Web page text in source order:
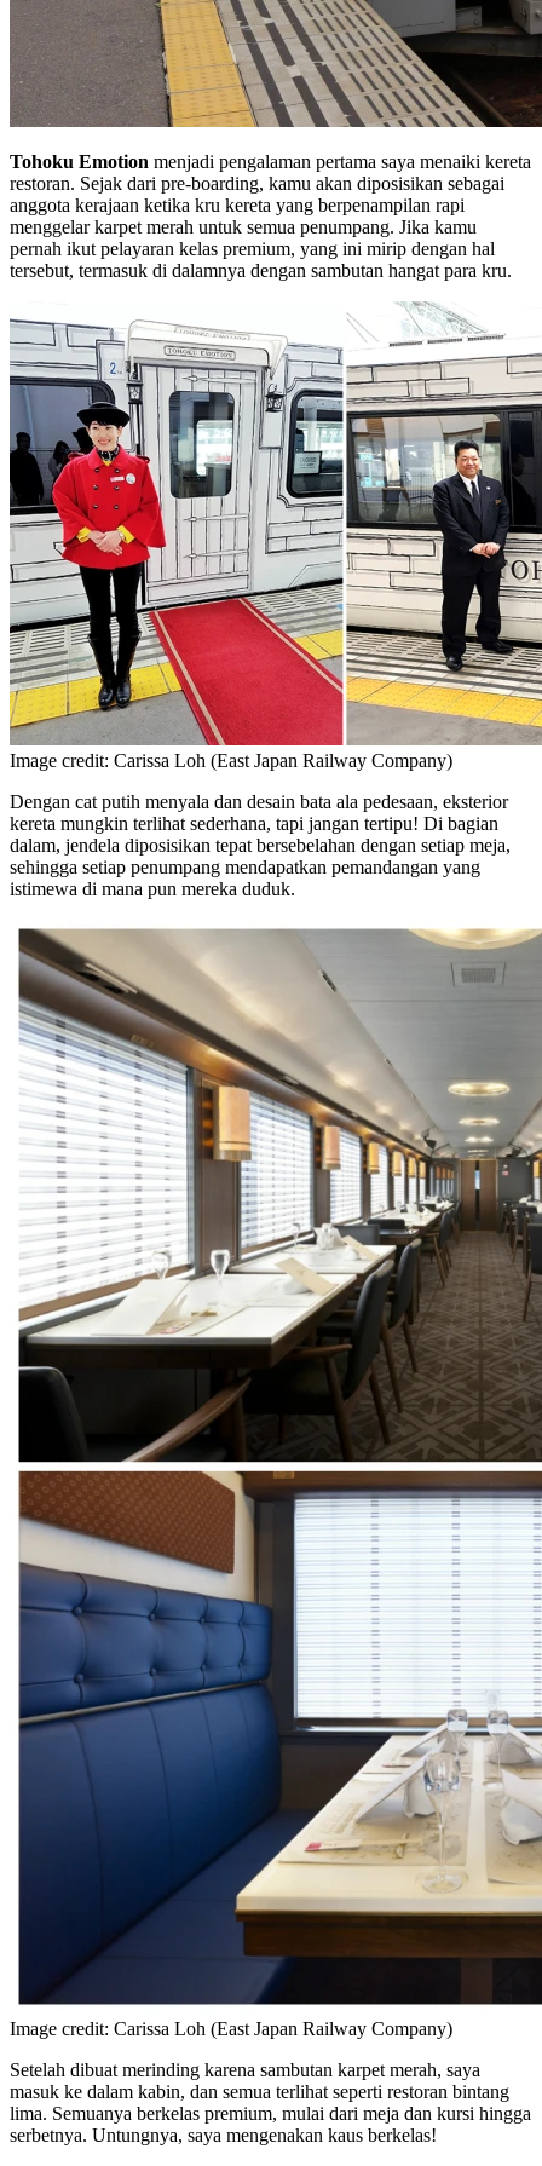
Tohoku Emotion menjadi pengalaman pertama saya menaiki kereta
restoran. Sejak dari pre-boarding, kamu akan diposisikan sebagai
anggota kerajaan ketika kru kereta yang berpenampilan rapi
menggelar karpet merah untuk semua penumpang. Jika kamu
pernah ikut pelayaran kelas premium, yang ini mirip dengan hal
tersebut, termasuk di dalamnya dengan sambutan hangat para kru.
Image credit: Carissa Loh (East Japan Railway Company)
Dengan cat putih menyala dan desain bata ala pedesaan, eksterior
kereta mungkin terlihat sederhana, tapi jangan tertipu! Di bagian
dalam, jendela diposisikan tepat bersebelahan dengan setiap meja,
sehingga setiap penumpang mendapatkan pemandangan yang
istimewa di mana pun mereka duduk.
Image credit: Carissa Loh (East Japan Railway Company)
Setelah dibuat merinding karena sambutan karpet merah, saya
masuk ke dalam kabin, dan semua terlihat seperti restoran bintang
lima. Semuanya berkelas premium, mulai dari meja dan kursi hingga
serbetnya. Untungnya, saya mengenakan kaus berkelas!